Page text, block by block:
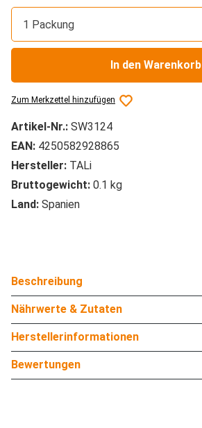
1 Packung
In den Warenkorb
Zum Merkzettel hinzufügen
Artikel-Nr.: SW3124
EAN: 4250582928865
Hersteller: TALi
Bruttogewicht: 0.1 kg
Land: Spanien
Beschreibung
Nährwerte & Zutaten
Herstellerinformationen
Bewertungen